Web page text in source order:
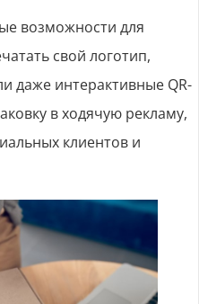
возможности для
свой логотип,
даже интерактивные QR-
в ходячую рекламу,
клиентов и